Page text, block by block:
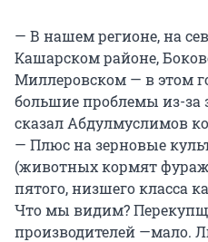
— В нашем регионе, на
Кашарском районе,
Миллеровском — в этом
большие проблемы из-за
сказал Абдулмуслимов
— Плюс на зерновые
(животных кормят
пятого, низшего класса
Что мы видим?
производителей —мало.